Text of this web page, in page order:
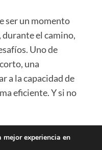
ser un momento
durante el camino,
Uno de
una
a la capacidad de
eficiente. Y si no
experiencia en